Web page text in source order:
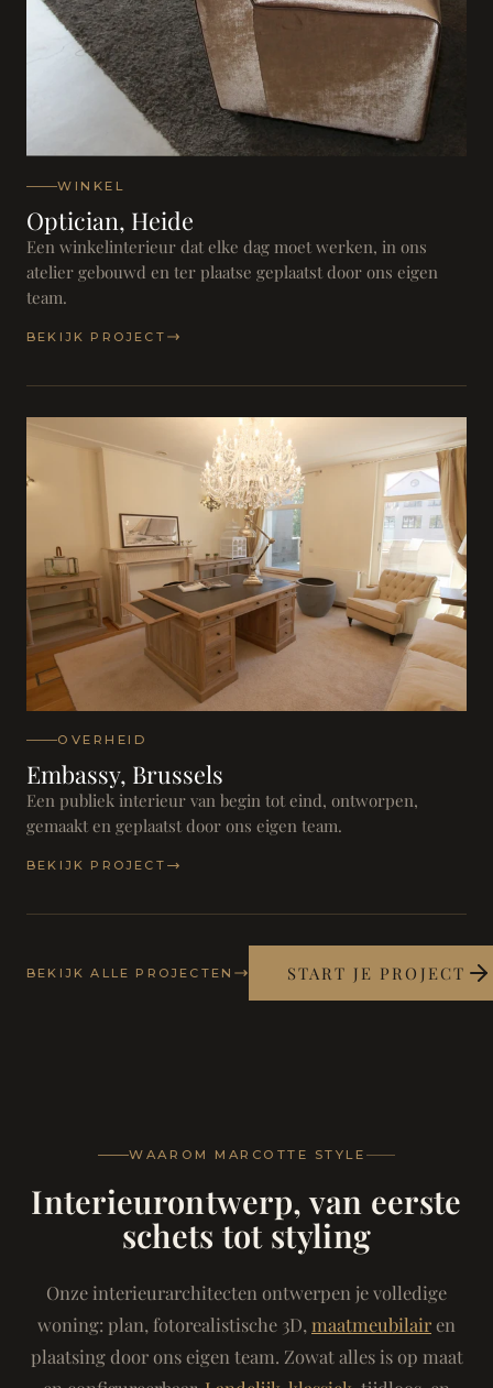
WINKEL
Optician, Heide
Een winkelinterieur dat elke dag moet werken, in ons
atelier gebouwd en ter plaatse geplaatst door ons eigen
team.
BEKIJK PROJECT
OVERHEID
Embassy, Brussels
Een publiek interieur van begin tot eind, ontworpen,
gemaakt en geplaatst door ons eigen team.
BEKIJK PROJECT
BEKIJK ALLE PROJECTEN START JE PROJECT
WAAROM MARCOTTE STYLE
Interieurontwerp, van eerste
schets tot styling
Onze interieurarchitecten ontwerpen je volledige
woning: plan, fotorealistische 3D, maatmeubilairen
plaatsing door ons eigen team. Zowat alles is op maat